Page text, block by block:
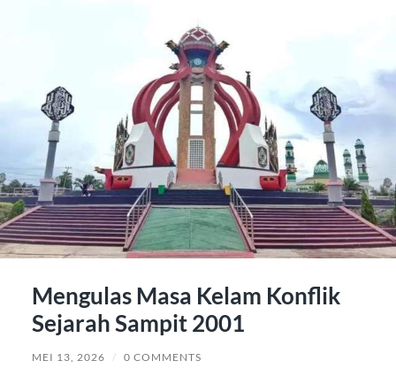
Mengulas Masa Kelam Konflik
Sejarah Sampit 2001
MEI 13, 2026 / 0 COMMENTS